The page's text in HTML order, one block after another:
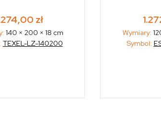
zł
140 × 200 × 18 cm
TEXEL-LZ-140200
Wymiary:
Symbol: